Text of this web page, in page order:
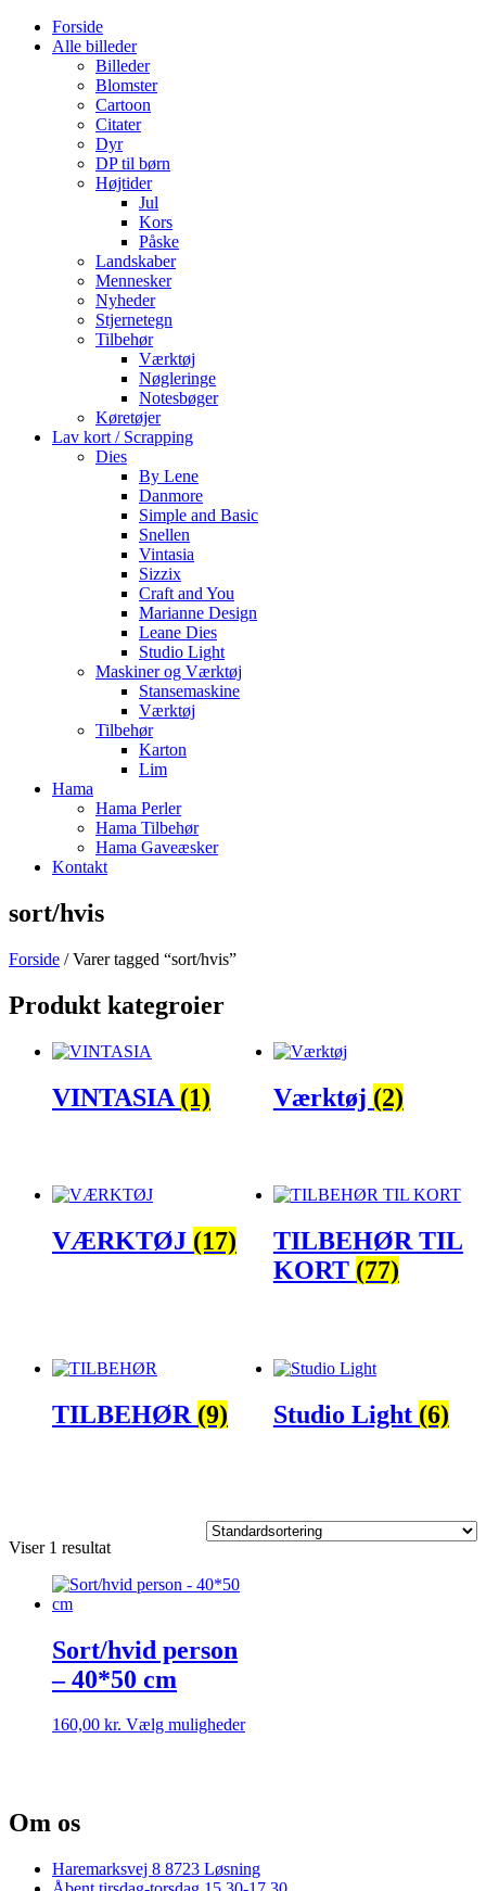
Forside
Alle billeder
Billeder
Blomster
Cartoon
Citater
Dyr
DP til børn
Højtider
Jul
Kors
Påske
Landskaber
Mennesker
Nyheder
Stjernetegn
Tilbehør
Værktøj
Nøgleringe
Notesbøger
Køretøjer
Lav kort / Scrapping
Dies
By Lene
Danmore
Simple and Basic
Snellen
Vintasia
Sizzix
Craft and You
Marianne Design
Leane Dies
Studio Light
Maskiner og Værktøj
Stansemaskine
Værktøj
Tilbehør
Karton
Lim
Hama
Hama Perler
Hama Tilbehør
Hama Gaveæsker
Kontakt
sort/hvis
Forside / Varer tagged “sort/hvis”
Produkt kategroier
VINTASIA (1) Værktøj (2)
VÆRKTØJ (17)
TILBEHØR TIL
KORT (77)
TILBEHØR (9) Studio Light (6)
Viser 1 resultat
Sort/hvid person
– 40*50 cm
160,00 kr. Vælg mulighederDette
vælges
på
Om os
Haremarksvej 8 8723 Løsning